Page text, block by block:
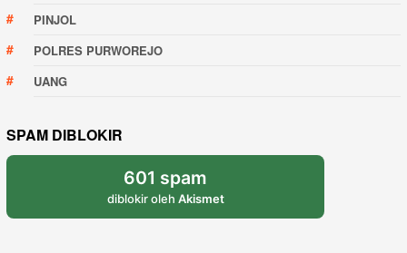
PINJOL
POLRES PURWOREJO
UANG
SPAM DIBLOKIR
601 spam
diblokir oleh Akismet